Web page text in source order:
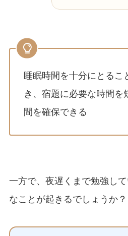
睡眠時間を十分にとるこ
き、宿題に必要な時間を
間を確保できる
一方で、夜遅くまで勉強し
なことが起きるでしょうか？